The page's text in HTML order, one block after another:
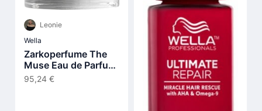
Leonie
Wella
Zarkoperfume The
Muse Eau de Parfum
(EdP) 100 ml
95,24 €